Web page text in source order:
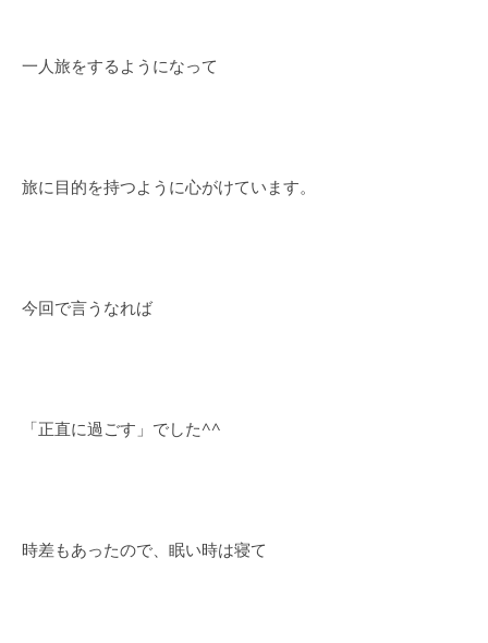
一人旅をするようになって
旅に目的を持つように心がけています。
今回で言うなれば
「正直に過ごす」でした^^
時差もあったので、眠い時は寝て